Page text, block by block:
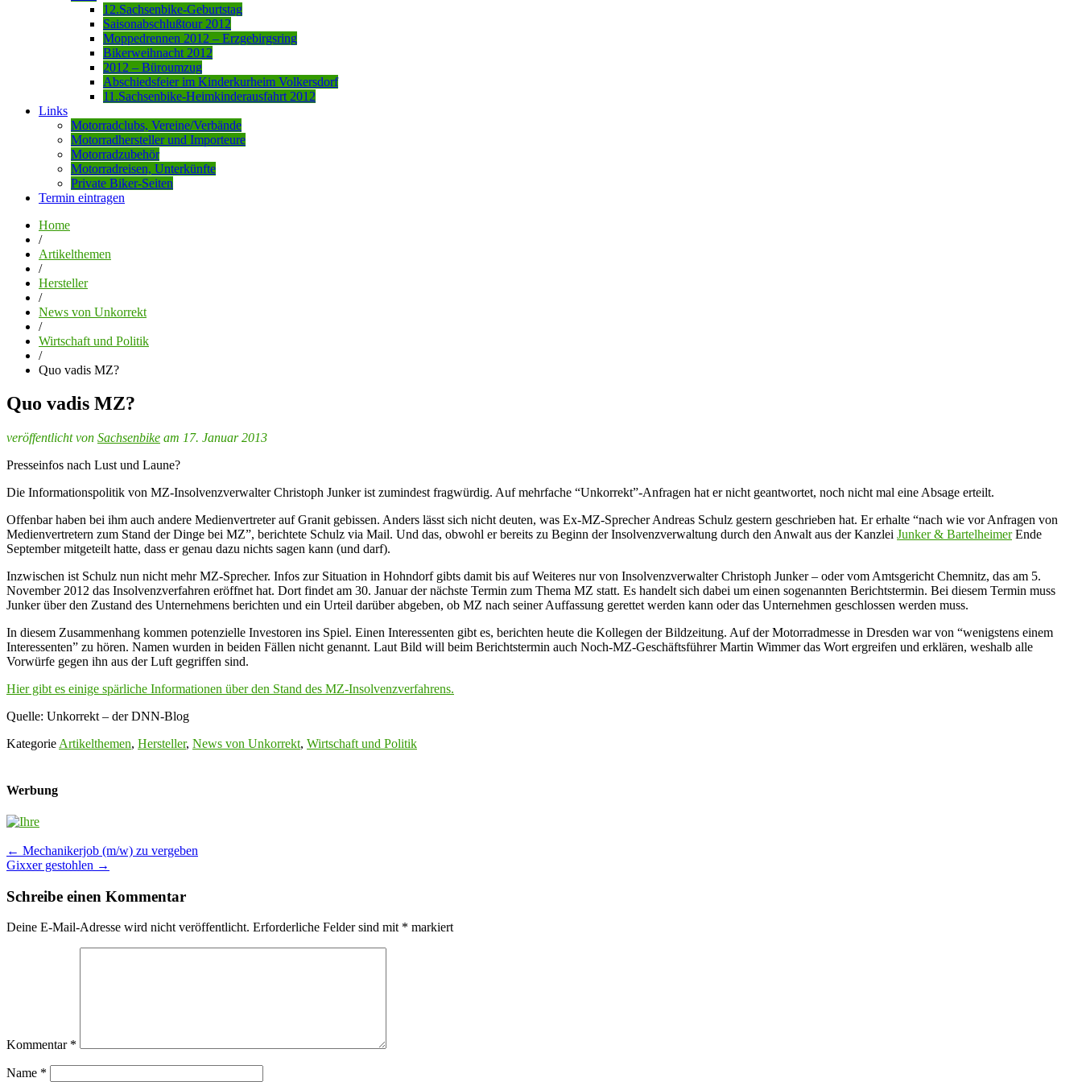
12.Sachsenbike-Geburtstag
Saisonabschlußtour 2012
Moppedrennen 2012 – Erzgebirgsring
Bikerweihnacht 2012
2012 – Büroumzug
Abschiedsfeier im Kinderkurheim Volkersdorf
11.Sachsenbike-Heimkinderausfahrt 2012
Links
Motorradclubs, Vereine/Verbände
Motorradhersteller und Importeure
Motorradzubehör
Motorradreisen, Unterkünfte
Private Biker-Seiten
Termin eintragen
Home
/
Artikelthemen
/
Hersteller
/
News von Unkorrekt
/
Wirtschaft und Politik
/
Quo vadis MZ?
Quo vadis MZ?
veröffentlicht von Sachsenbike am 17. Januar 2013
Presseinfos nach Lust und Laune?
Die Informationspolitik von MZ-Insolvenzverwalter Christoph Junker ist zumindest fragwürdig. Auf mehrfache “Unkorrekt”-Anfragen hat er nicht geantwortet, noch nicht mal eine Absage erteilt.
Offenbar haben bei ihm auch andere Medienvertreter auf Granit gebissen. Anders lässt sich nicht deuten, was Ex-MZ-Sprecher Andreas Schulz gestern geschrieben hat. Er erhalte “nach wie vor Anfragen von
Medienvertretern zum Stand der Dinge bei MZ”, berichtete Schulz via Mail. Und das, obwohl er bereits zu Beginn der Insolvenzverwaltung durch den Anwalt aus der Kanzlei Junker & BartelheimerEnde
September mitgeteilt hatte, dass er genau dazu nichts sagen kann (und darf).
Inzwischen ist Schulz nun nicht mehr MZ-Sprecher. Infos zur Situation in Hohndorf gibts damit bis auf Weiteres nur von Insolvenzverwalter Christoph Junker – oder vom Amtsgericht Chemnitz, das am 5.
November 2012 das Insolvenzverfahren eröffnet hat. Dort findet am 30. Januar der nächste Termin zum Thema MZ statt. Es handelt sich dabei um einen sogenannten Berichtstermin. Bei diesem Termin muss
Junker über den Zustand des Unternehmens berichten und ein Urteil darüber abgeben, ob MZ nach seiner Auffassung gerettet werden kann oder das Unternehmen geschlossen werden muss.
In diesem Zusammenhang kommen potenzielle Investoren ins Spiel. Einen Interessenten gibt es, berichten heute die Kollegen der Bildzeitung. Auf der Motorradmesse in Dresden war von “wenigstens einem
Interessenten” zu hören. Namen wurden in beiden Fällen nicht genannt. Laut Bild will beim Berichtstermin auch Noch-MZ-Geschäftsführer Martin Wimmer das Wort ergreifen und erklären, weshalb alle
Vorwürfe gegen ihn aus der Luft gegriffen sind.
Hier gibt es einige spärliche Informationen über den Stand des MZ-Insolvenzverfahrens.
Quelle: Unkorrekt – der DNN-Blog
Kategorie Artikelthemen, Hersteller, News von Unkorrekt, Wirtschaft und Politik
Werbung
Post
navigation
← Mechanikerjob (m/w) zu vergeben
Gixxer gestohlen →
Schreibe einen Kommentar
Deine E-Mail-Adresse wird nicht veröffentlicht. Erforderliche Felder sind mit * markiert
Kommentar *
Name *